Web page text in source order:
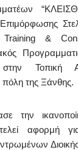
Training &
Τοπική
της Ξάνθης.
την
αφορμή